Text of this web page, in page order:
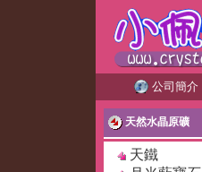
公司簡介
天然水晶原礦
天鐵